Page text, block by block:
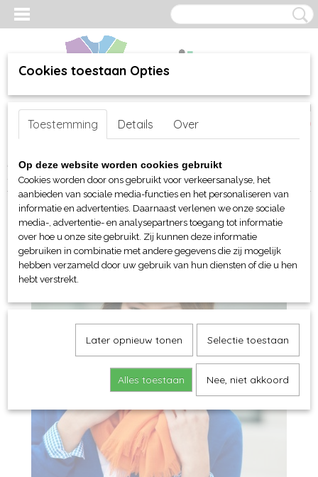
Inloggen Registreren
(0)
Home >webshop>Per merk >Myrtle Beach hoofd-handen
Sjaals> Myrtle Beach zomer Breeze
Cookies toestaan Opties
Toestemming Details Over
Op deze website worden cookies gebruikt
Cookies worden door ons gebruikt voor verkeersanalyse, het
aanbieden van sociale media-functies en het personaliseren van
informatie en advertenties. Daarnaast verlenen we onze sociale
media-, advertentie- en analysepartners toegang tot informatie
over hoe u onze site gebruikt. Zij kunnen deze informatie
gebruiken in combinatie met andere gegevens die zij mogelijk
hebben verzameld door uw gebruik van hun diensten of die u hen
hebt verstrekt.
Later opnieuw tonen Selectie toestaan
Alles toestaan Nee, niet akkoord